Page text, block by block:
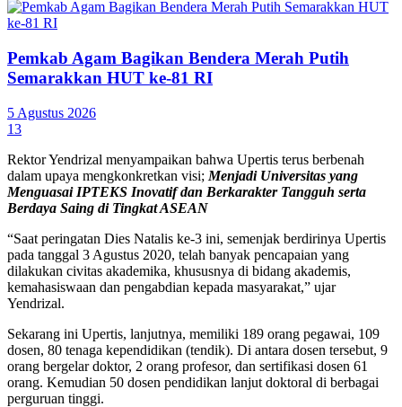
Pemkab Agam Bagikan Bendera Merah Putih
Semarakkan HUT ke-81 RI
5 Agustus 2026
13
Rektor Yendrizal menyampaikan bahwa Upertis terus berbenah
dalam upaya mengkonkretkan visi; Menjadi Universitas yang
Menguasai IPTEKS Inovatif dan Berkarakter Tangguh serta
Berdaya Saing di Tingkat ASEAN
“Saat peringatan Dies Natalis ke-3 ini, semenjak berdirinya Upertis
pada tanggal 3 Agustus 2020, telah banyak pencapaian yang
dilakukan civitas akademika, khususnya di bidang akademis,
kemahasiswaan dan pengabdian kepada masyarakat,” ujar
Yendrizal.
Sekarang ini Upertis, lanjutnya, memiliki 189 orang pegawai, 109
dosen, 80 tenaga kependidikan (tendik). Di antara dosen tersebut, 9
orang bergelar doktor, 2 orang profesor, dan sertifikasi dosen 61
orang. Kemudian 50 dosen pendidikan lanjut doktoral di berbagai
perguruan tinggi.